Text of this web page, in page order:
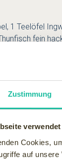
Zustimmung
Cookies,
auf
1 Teelöfel
fein
2 Blatt
mit